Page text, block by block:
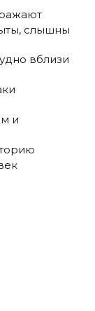
слышны
вблизи
и